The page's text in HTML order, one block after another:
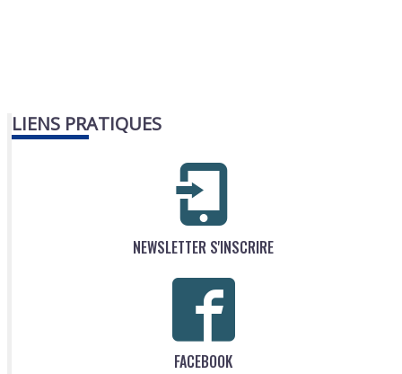
LIENS PRATIQUES
NEWSLETTER S'INSCRIRE
FACEBOOK